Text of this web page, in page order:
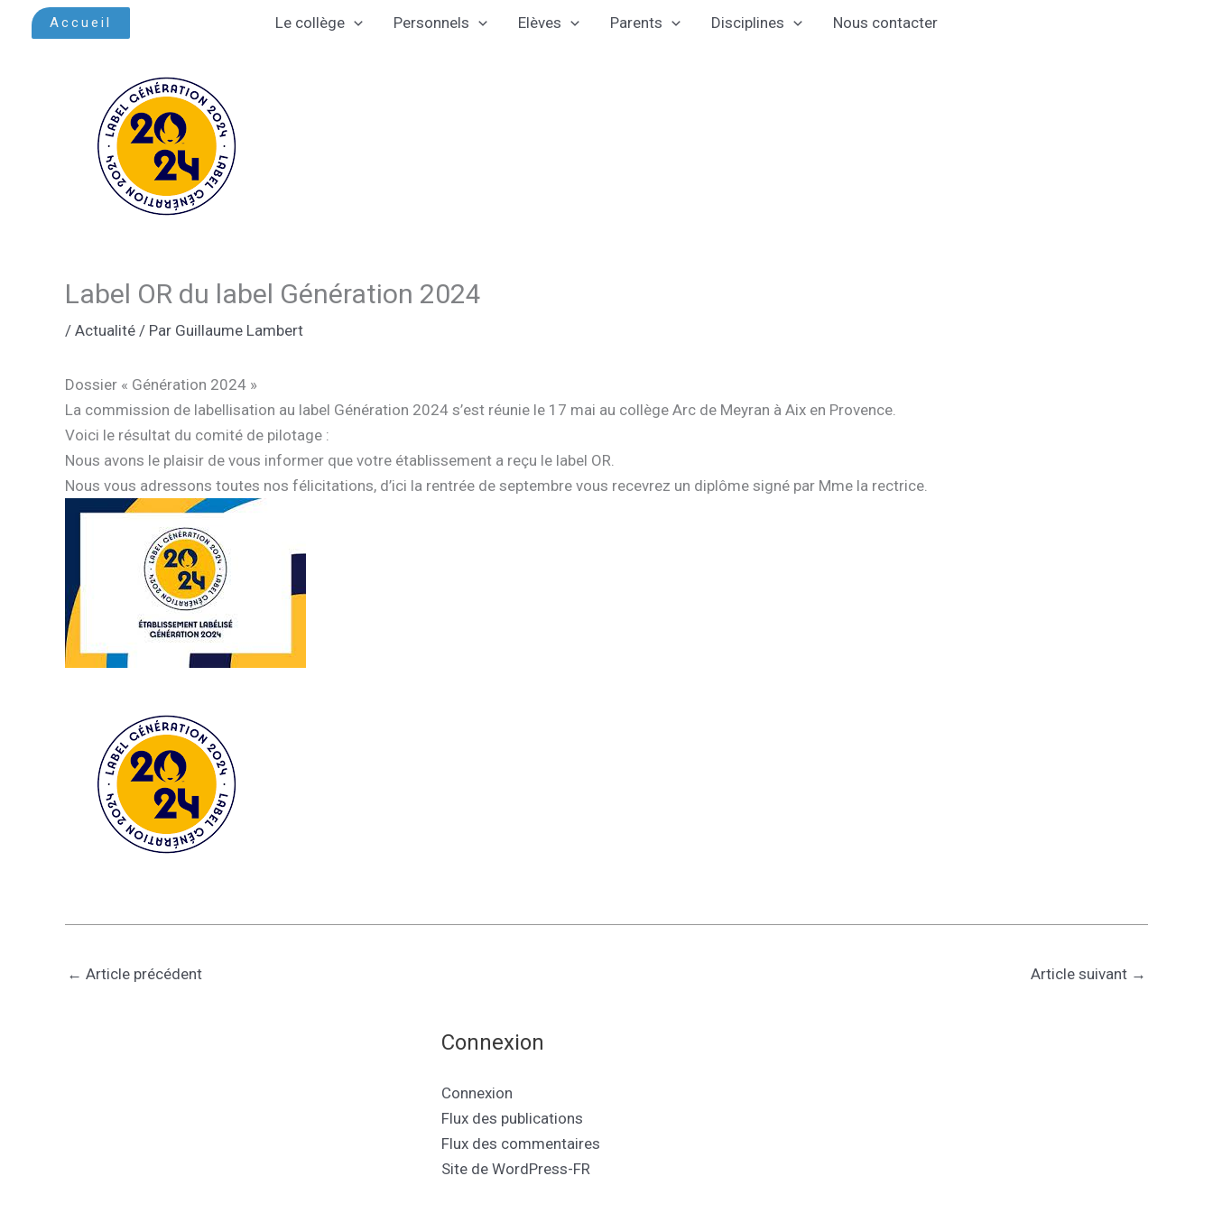
Accueil Le collège Personnels Elèves Parents Disciplines Nous contacter
Label OR du label Génération 2024
/ Actualité / Par Guillaume Lambert
Dossier « Génération 2024 »
La commission de labellisation au label Génération 2024 s’est réunie le 17 mai au collège Arc de Meyran à Aix en Provence.
Voici le résultat du comité de pilotage :
Nous avons le plaisir de vous informer que votre établissement a reçu le label OR.
Nous vous adressons toutes nos félicitations, d’ici la rentrée de septembre vous recevrez un diplôme signé par Mme la rectrice.
← Article précédent Article suivant →
Connexion
Connexion
Flux des publications
Flux des commentaires
Site de WordPress-FR